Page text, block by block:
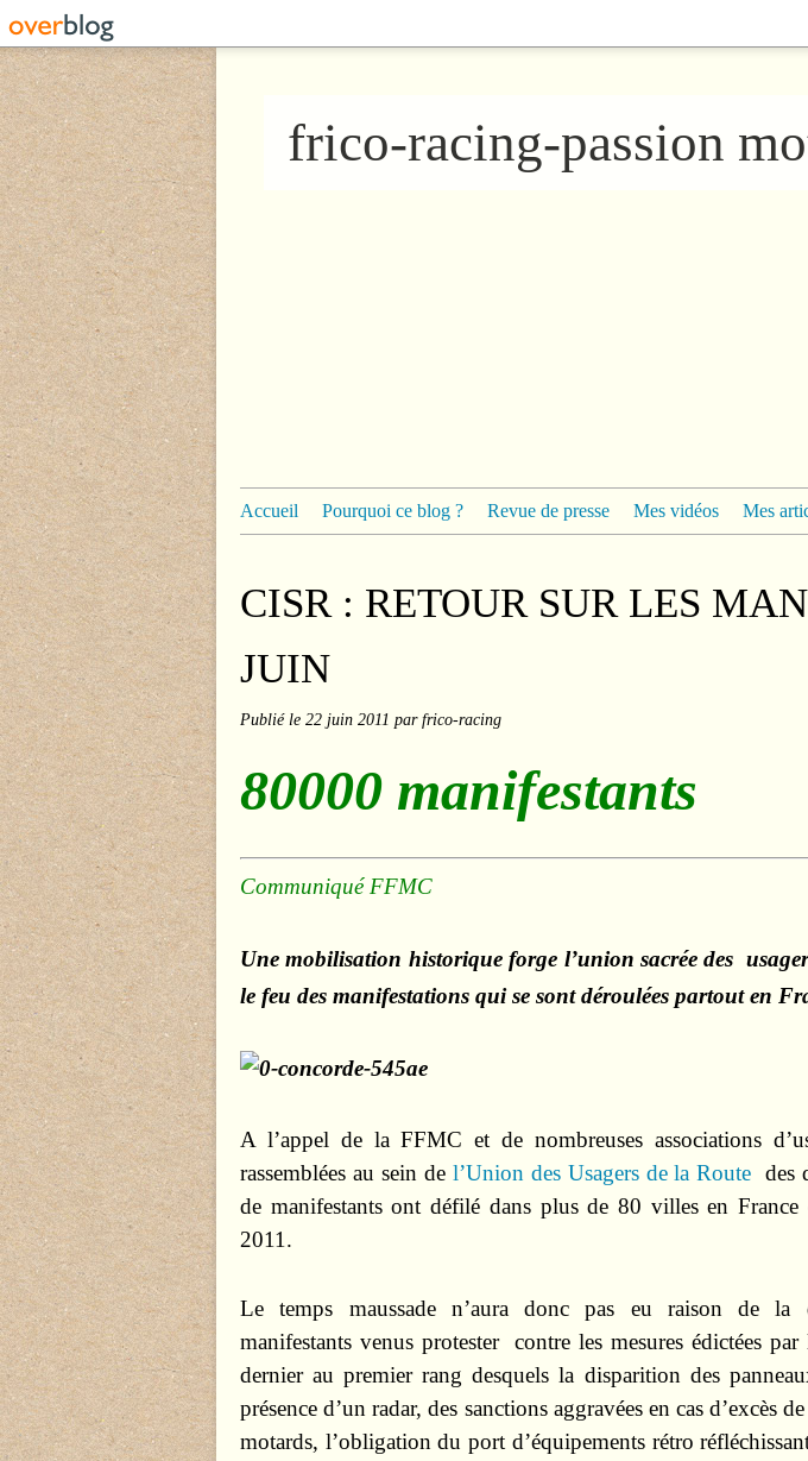
frico-racing-passion
Accueil Pourquoi ce blog ? Revue de presse Mes vidéos Mes
CISR : RETOUR SUR LES
JUIN
Publié le 22 juin 2011 par frico-racing
80000 manifestants
Communiqué FFMC
Une mobilisation historique forge l’union sacrée des
le feu des manifestations qui se sont déroulées partout en
A l’appel de la FFMC et de nombreuses associations
rassemblées au sein de l’Union des Usagers de la Route des
de manifestants ont défilé dans plus de 80 villes en
2011.
Le temps maussade n’aura donc pas eu raison de la
manifestants venus protester
contre les mesures édictées
dernier au premier rang desquels la disparition des
présence d’un radar, des sanctions aggravées en cas d’excès
motards, l’obligation du port d’équipements rétro